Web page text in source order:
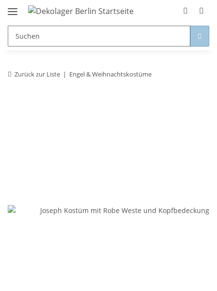
Zurück zur Liste Engel & Weihnachtskostüme